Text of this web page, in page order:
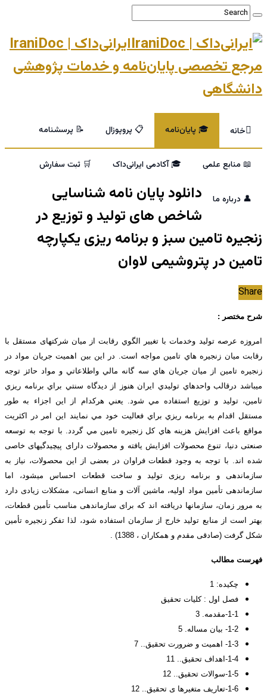
ایرانی‌داک | IraniDoc
مرجع تخصصی پایان‌نامه و خدمات پژوهشی
دانشگاهی
خانه 🎓 پایان‌نامه 📋 پروپوزال 📝 پرسشنامه
📖 منابع علمی 🎓 آکادمی ایرانی‌داک 🛒 ثبت سفارش
👤 درباره ما
دانلود پایان نامه شناسایی
شاخص های تولید و توزیع در
زنجیره تامین سبز و برنامه ریزی یکپارچه
تامین در پتروشیمی لاوان
Share
شرح مختصر :
امروزه عرصه توليد وخدمات با تغيير الگوي رقابت از ميان شرکتهای مستقل با
رقابت ميان زنجيره هاي تامين مواجه است. در اين بين اهميت جريان مواد در
زنجيره تامين از ميان جريان هاي سه گانه مالي واطلاعاتي و مواد حائز توجه
ميباشد درقالب واحدهاي توليدي ايران هنوز از ديدگاه سنتي براي برنامه ريزي
تامين، توليد و توزيع استفاده مي شود. يعني هركدام از اين اجزاء به طور
مستقل اقدام به برنامه ريزي براي فعاليت خود مي نمايند اين امر در اكثريت
مواقع باعث افزايش هزينه هاي كل زنجيره تامين مي گردد. با توجه به توسعه
صنعتی دنیا، تنوع محصولات افزایش یافته و محصولات دارای پیچیدگیهای خاصی
شده اند. با توجه به وجود قطعات فراوان در بعضی از این محصولات، نیاز به
سازماندهی و برنامه ریزی تولید و ساخت قطعات احساس میشود، اما
سازماندهی تأمین مواد اولیه، ماشین آلات و منابع انسانی، مشکلات زیادی دارد
به مرور زمان، سازمانها دریافته اند که برای سازماندهی مناسب تأمین قطعات،
بهتر است از منابع تولید خارج از سازمان استفاده شود، لذا تفکر زنجیره تأمین
شکل گرفت (صادقی مقدم و همکاران ، 1388) .
فهرست مطالب
چکیده: 1
فصل اول : کلیات تحقیق
1-1-مقدمه. 3
1-2- بیان مساله. 5
1-3- اهمیت و ضرورت تحقیق.. 7
1-4-اهداف تحقیق.. 11
1-5-سوالات تحقیق.. 12
1-6-تعاریف متغیرها ی تحقیق.. 12